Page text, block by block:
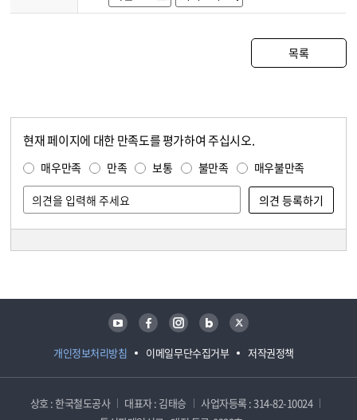
목록
현재 페이지에 대한 만족도를 평가하여 주십시오.
매우만족 만족 보통 불만족 매우불만족
개인정보처리방침 이메일무단수집거부 저작권정책
유튜브 페이스북 인스타그램 블로그 트위터
상호 : 한국철도공사 대표자 : 김태승
사업자등록 : 314-82-10024